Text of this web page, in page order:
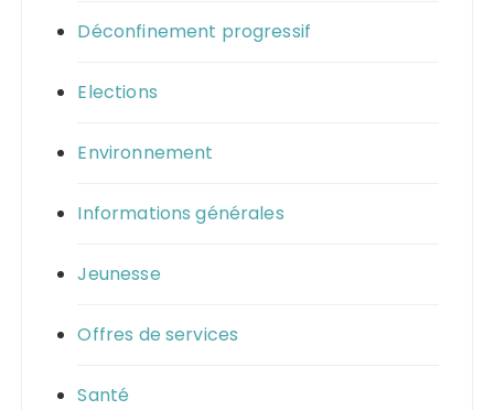
Déconfinement progressif
Elections
Environnement
Informations générales
Jeunesse
Offres de services
Santé